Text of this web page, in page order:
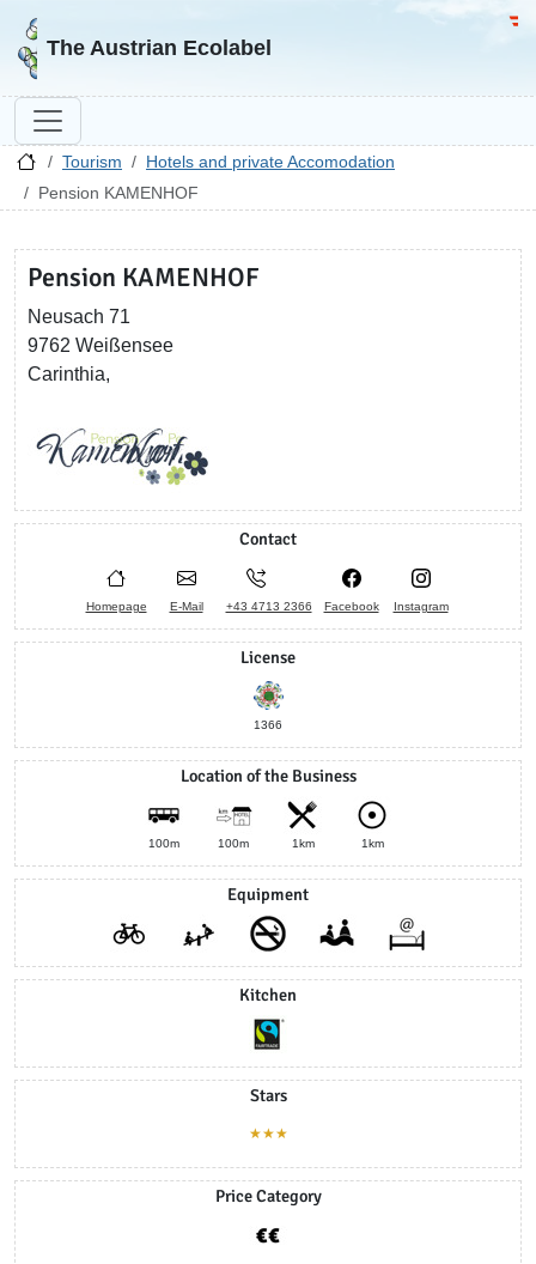
Go to homepage
The Austrian Ecolabel
Tourism
Hotels and private Accomodation
Pension KAMENHOF
Pension KAMENHOF
Neusach 71
9762 Weißensee
Carinthia,
Contact
Homepage E-Mail +43 4713 2366 Facebook Instagram
License
1366
Location of the Business
100m 100m 1km 1km
Equipment
Kitchen
Stars
★★★
Price Category